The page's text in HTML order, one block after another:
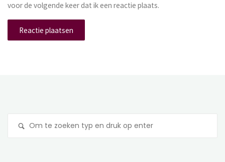
voor de volgende keer dat ik een reactie plaats.